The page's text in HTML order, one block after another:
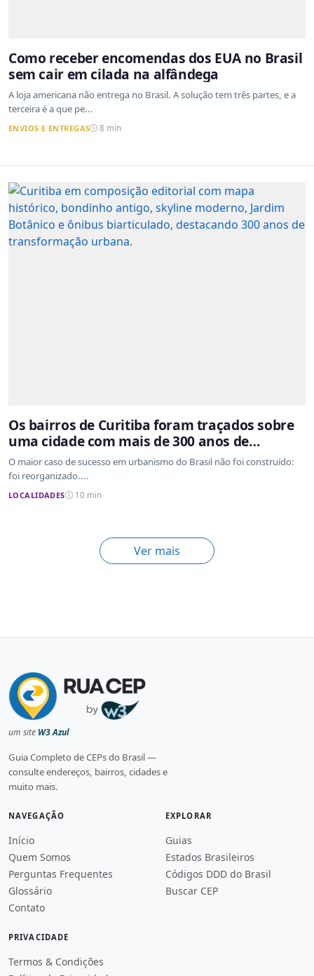
Como receber encomendas dos EUA no Brasil
sem cair em cilada na alfândega
A loja americana não entrega no Brasil. A solução tem três partes, e a
terceira é a que pe...
ENVIOS E ENTREGAS 8 min
Os bairros de Curitiba foram traçados sobre
uma cidade com mais de 300 anos de
ocupação desordenada
O maior caso de sucesso em urbanismo do Brasil não foi construído:
foi reorganizado....
LOCALIDADES 10 min
Ver mais
um site W3 Azul
Guia Completo de CEPs do Brasil —
consulte endereços, bairros, cidades e
muito mais.
NAVEGAÇÃO
Início
Quem Somos
Perguntas Frequentes
Glossário
Contato
EXPLORAR
Guias
Estados Brasileiros
Códigos DDD do Brasil
Buscar CEP
PRIVACIDADE
Termos & Condições